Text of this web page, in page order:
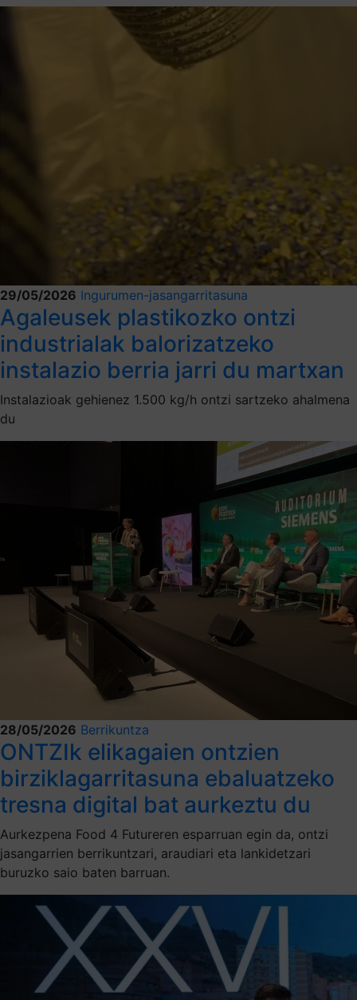
29/05/2026 Ingurumen-jasangarritasuna
Agaleusek plastikozko ontzi
industrialak balorizatzeko
instalazio berria jarri du martxan
Instalazioak gehienez 1.500 kg/h ontzi sartzeko ahalmena
du
28/05/2026 Berrikuntza
ONTZIk elikagaien ontzien
birziklagarritasuna ebaluatzeko
tresna digital bat aurkeztu du
Aurkezpena Food 4 Futureren esparruan egin da, ontzi
jasangarrien berrikuntzari, araudiari eta lankidetzari
buruzko saio baten barruan.